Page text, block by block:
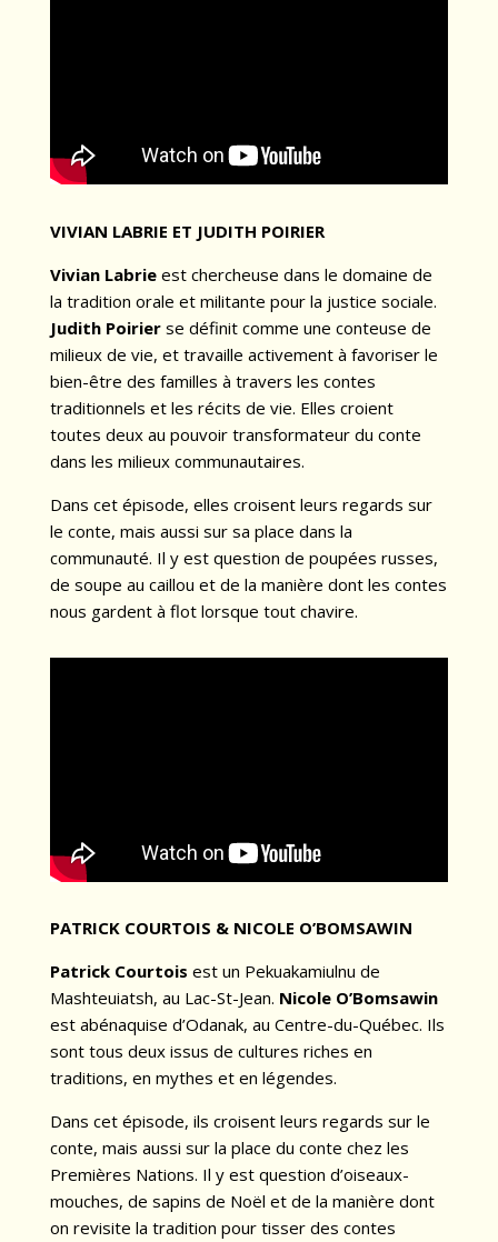
VIVIAN LABRIE ET JUDITH POIRIER
Vivian Labrieest chercheuse dans le domaine de
la tradition orale et militante pour la justice sociale.
Judith Poirierse définit comme une conteuse de
milieux de vie, et travaille activement à favoriser le
bien-être des familles à travers les contes
traditionnels et les récits de vie. Elles croient
toutes deux au pouvoir transformateur du conte
dans les milieux communautaires.
Dans cet épisode, elles croisent leurs regards sur
le conte, mais aussi sur sa place dans la
communauté. Il y est question de poupées russes,
de soupe au caillou et de la manière dont les contes
nous gardent à flot lorsque tout chavire.
PATRICK COURTOIS & NICOLE O’BOMSAWIN
Patrick Courtois est un Pekuakamiulnu de
Mashteuiatsh, au Lac-St-Jean. Nicole O’Bomsawin
est abénaquise d’Odanak, au Centre-du-Québec. Ils
sont tous deux issus de cultures riches en
traditions, en mythes et en légendes.
Dans cet épisode, ils croisent leurs regards sur le
conte, mais aussi sur la place du conte chez les
Premières Nations. Il y est question d’oiseaux-
mouches, de sapins de Noël et de la manière dont
on revisite la tradition pour tisser des contes